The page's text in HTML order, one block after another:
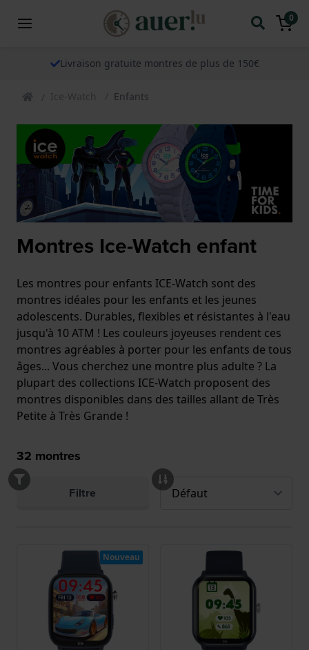
0
Livraison gratuite montres de plus de 150€
Ice-Watch Enfants
Montres Ice-Watch enfant
Les montres pour enfants ICE-Watch sont des
montres idéales pour les enfants et les jeunes
adolescents. Durables, flexibles et résistantes à l'eau
jusqu'à 10 ATM ! Les couleurs joyeuses rendent ces
montres agréables à porter pour les enfants de tous
âges... Vous cherchez une montre plus adulte ? La
plupart des collections ICE-Watch proposent des
montres disponibles dans des tailles allant de Très
Petite à Très Grande !
32 montres
Filtre
Nouveau